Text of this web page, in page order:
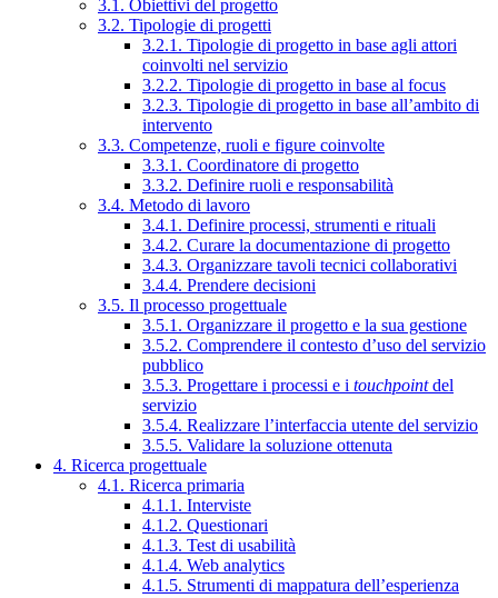
3.1. Obiettivi del progetto
3.2. Tipologie di progetti
3.2.1. Tipologie di progetto in base agli attori
coinvolti nel servizio
3.2.2. Tipologie di progetto in base al focus
3.2.3. Tipologie di progetto in base all’ambito di
intervento
3.3. Competenze, ruoli e figure coinvolte
3.3.1. Coordinatore di progetto
3.3.2. Definire ruoli e responsabilità
3.4. Metodo di lavoro
3.4.1. Definire processi, strumenti e rituali
3.4.2. Curare la documentazione di progetto
3.4.3. Organizzare tavoli tecnici collaborativi
3.4.4. Prendere decisioni
3.5. Il processo progettuale
3.5.1. Organizzare il progetto e la sua gestione
3.5.2. Comprendere il contesto d’uso del servizio
pubblico
3.5.3. Progettare i processi e i touchpointdel
servizio
3.5.4. Realizzare l’interfaccia utente del servizio
3.5.5. Validare la soluzione ottenuta
4. Ricerca progettuale
4.1. Ricerca primaria
4.1.1. Interviste
4.1.2. Questionari
4.1.3. Test di usabilità
4.1.4. Web analytics
4.1.5. Strumenti di mappatura dell’esperienza